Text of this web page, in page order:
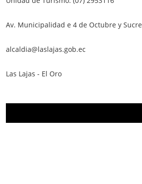
Av. Municipalidad e 4 de Octubre y Sucre
alcaldia@laslajas.gob.ec
Las Lajas - El Oro